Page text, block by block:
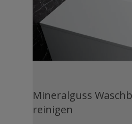
Mineralguss
reinigen